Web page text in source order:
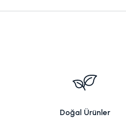
Doğal Ürünler